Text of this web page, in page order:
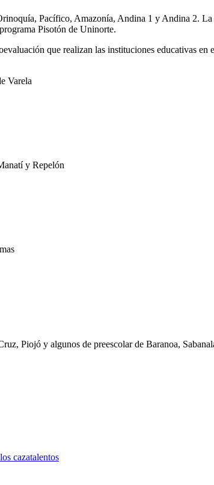
Pacífico, Amazonía, Andina 1 y Andina 2.
Pisotón de Uninorte.
que realizan las instituciones educativas
Varela
y Repelón
Piojó y algunos de preescolar de Baranoa,
cazatalentos